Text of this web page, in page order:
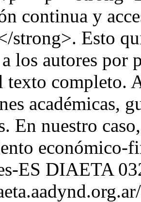
ES DIAETA